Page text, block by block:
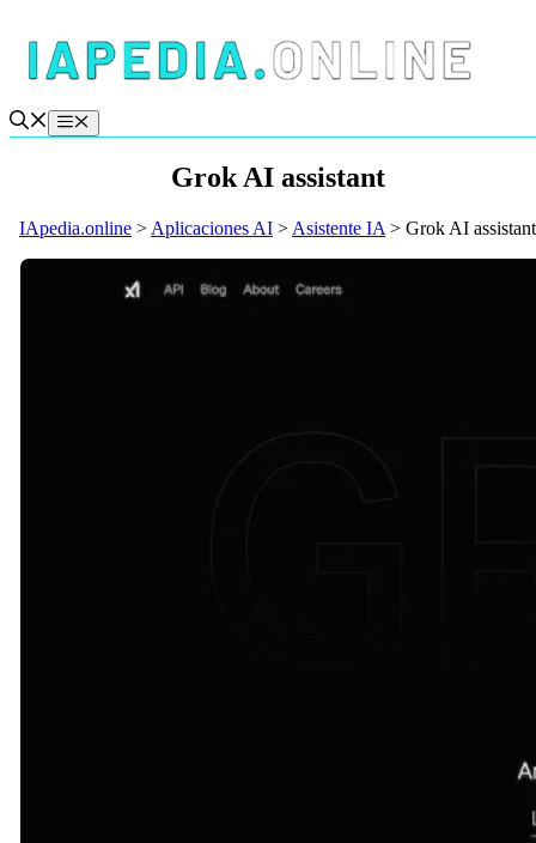
contenido
Menú
Grok AI assistant
IApedia.online > Aplicaciones AI > Asistente IA > Grok AI assistant